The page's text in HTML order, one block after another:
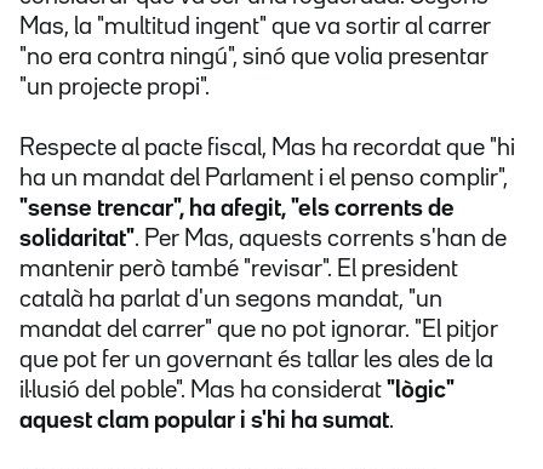
Mas, la "multitud ingent" que va sortir al carrer
"no era contra ningú", sinó que volia presentar
"un projecte propi".
Respecte al pacte fiscal, Mas ha recordat que "hi
ha un mandat del Parlament i el penso complir",
"sense trencar", ha afegit, "els corrents de
solidaritat". Per Mas, aquests corrents s'han de
mantenir però també "revisar". El president
català ha parlat d'un segons mandat, "un
mandat del carrer" que no pot ignorar. "El pitjor
que pot fer un governant és tallar les ales de la
il·lusió del poble". Mas ha considerat "lògic"
aquest clam popular i s'hi ha sumat.